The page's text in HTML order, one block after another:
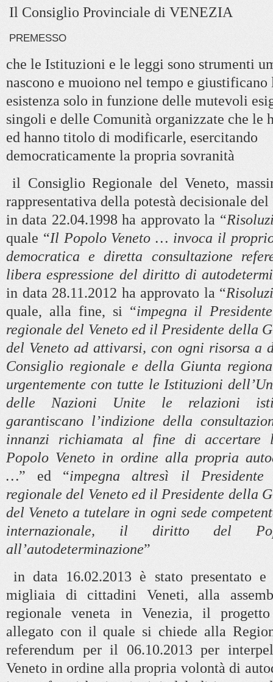
Il Consiglio Provinciale di VENEZIA
PREMESSO
che le Istituzioni e le leggi sono strumenti
nascono e muoiono nel tempo e giustificano
esistenza solo in funzione delle mutevoli
singoli e delle Comunità organizzate che le
ed hanno titolo di modificarle, esercitando
democraticamente la propria sovranità
il Consiglio Regionale del Veneto,
rappresentativa della potestà decisionale
in data 22.04.1998 ha approvato la “
quale “Il Popolo Veneto … invoca il
democratica e diretta consultazione
libera espressione del diritto di
in data 28.11.2012 ha approvato la “
quale, alla fine, si “impegna il
regionale del Veneto ed il Presidente della
del Veneto ad attivarsi, con ogni risorsa a
Consiglio regionale e della Giunta
urgentemente con tutte le Istituzioni
delle Nazioni Unite le relazioni
garantiscano l’indizione della
innanzi richiamata al fine di accertare
Popolo Veneto in ordine alla propria
…” ed “impegna altresì il
regionale del Veneto ed il Presidente della
del Veneto a tutelare in ogni sede
internazionale, il diritto del
all’autodeterminazione”
in data 16.02.2013 è stato presentato e
migliaia di cittadini Veneti, alla
regionale veneta in Venezia, il
allegato con il quale si chiede alla
referendum per il 06.10.2013 per
Veneto in ordine alla propria volontà di